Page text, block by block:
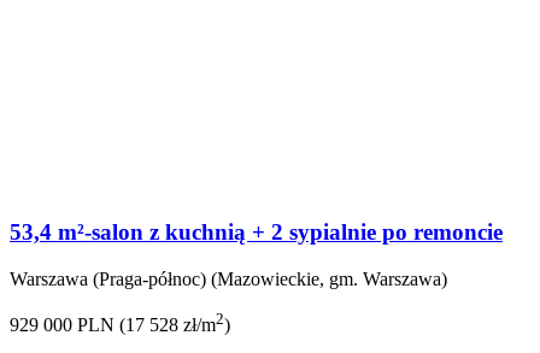
53,4 m²-salon z kuchnią + 2 sypialnie po remoncie
Warszawa (Praga-północ) (Mazowieckie, gm. Warszawa)
929 000 PLN (17 528 zł/m2)